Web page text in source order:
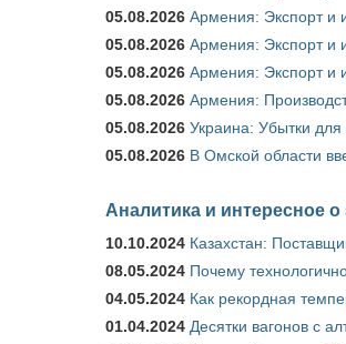
05.08.2026 Армения: Экспорт и
05.08.2026 Армения: Экспорт и
05.08.2026 Армения: Экспорт и
05.08.2026 Армения:
05.08.2026 Украина: Убытки для
05.08.2026 В Омской области
Аналитика и интересное
10.10.2024 Казахстан:
08.05.2024 Почему
04.05.2024 Как рекордная
01.04.2024 Десятки вагонов с